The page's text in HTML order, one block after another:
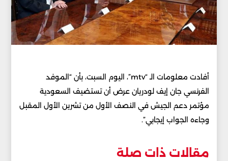
أفادت معلومات الـ “mtv”، اليوم السبت، بأن “الموفد
الفرنسي جان إيف لودريان عرض أن تستضيف السعودية
مؤتمر دعم الجيش في النصف الأول من تشرين الأول المقبل
وجاءه الجواب إيجابي”.
مقالات ذات صلة